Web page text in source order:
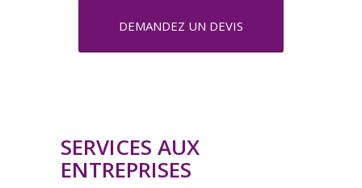
DEMANDEZ UN DEVIS
SERVICES AUX
ENTREPRISES